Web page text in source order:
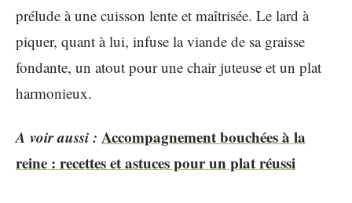
prélude à une cuisson lente et maîtrisée. Le lard à
piquer, quant à lui, infuse la viande de sa graisse
fondante, un atout pour une chair juteuse et un plat
harmonieux.
A voir aussi : Accompagnement bouchées à la
reine : recettes et astuces pour un plat réussi